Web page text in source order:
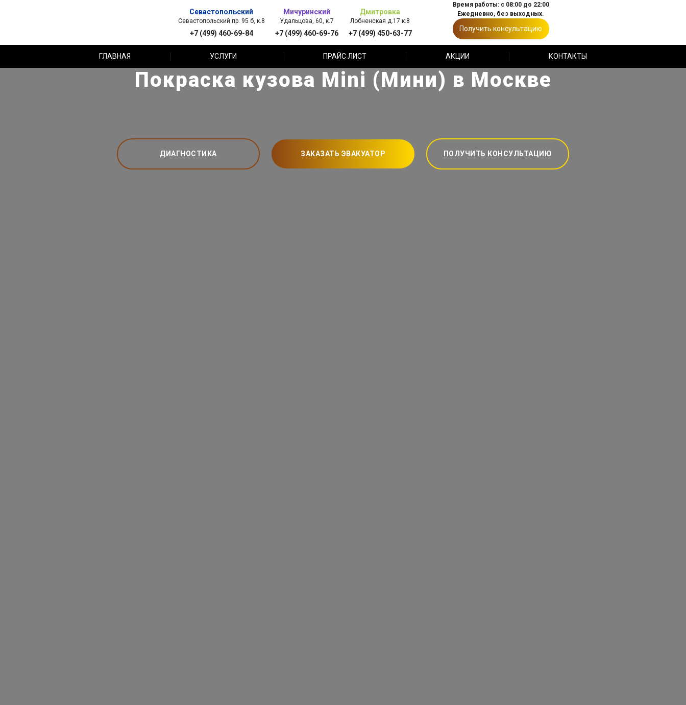
Севастопольский
Севастопольский пр. 95 б, к.8
+7 (499) 460-69-84
Мичуринский
Удальцова, 60, к.7
+7 (499) 460-69-76
Дмитровка
Лобненская д.17 к.8
+7 (499) 450-63-77
Время работы: с 08:00 до 22:00
Ежедневно, без выходных.
Получить консультацию
ГЛАВНАЯ УСЛУГИ ПРАЙС ЛИСТ АКЦИИ КОНТАКТЫ
Покраска кузова Mini (Мини) в Москве
ДИАГНОСТИКА ЗАКАЗАТЬ ЭВАКУАТОР ПОЛУЧИТЬ КОНСУЛЬТАЦИЮ